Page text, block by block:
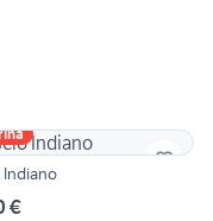
Indiano
€